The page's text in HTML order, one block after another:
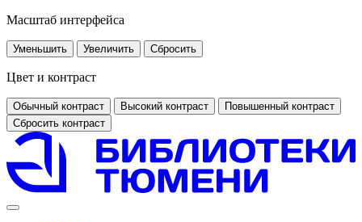
Масштаб интерфейса
Уменьшить Увеличить Сбросить
Цвет и контраст
Обычный контраст Высокий контраст
Повышенный контраст
Сбросить контраст